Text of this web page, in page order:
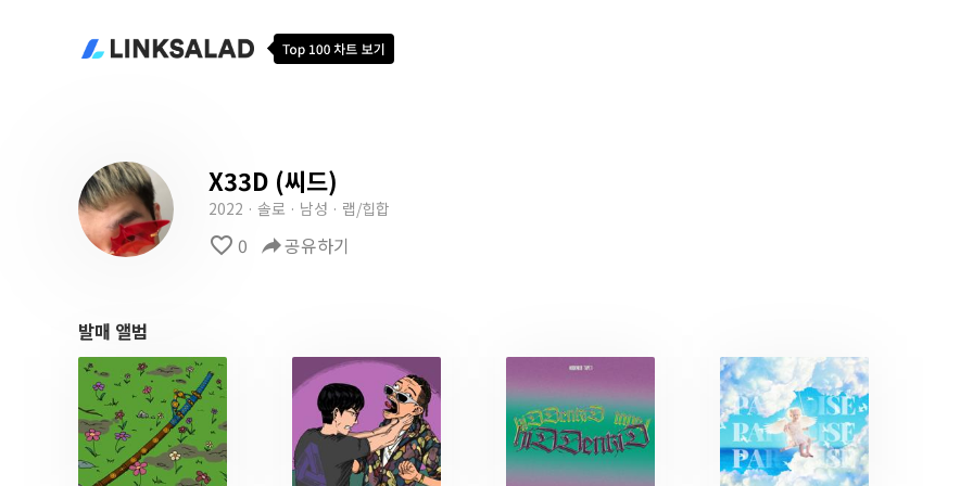
X33D (씨드)
2022 · 솔로 · 남성 · 랩/힙합
favorite_border 0 reply공유하기
발매 앨범